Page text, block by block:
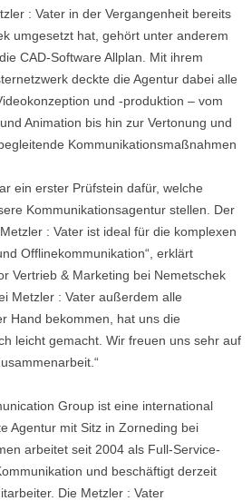
: Vater in der Vergangenheit bereits
umgesetzt hat, gehört unter anderem
CAD-Software Allplan. Mit ihrem
deckte die Agentur dabei alle
und -produktion – vom
Animation bis hin zur Vertonung und
Kommunikationsmaßnahmen
ein erster Prüfstein dafür, welche
Kommunikationsagentur stellen. Der
: Vater ist ideal für die komplexen
Offlinekommunikation“, erklärt
Vertrieb & Marketing bei Nemetschek
Metzler : Vater außerdem alle
Hand bekommen, hat uns die
leicht gemacht. Wir freuen uns sehr auf
Group ist eine international
Agentur mit Sitz in Zorneding bei
arbeitet seit 2004 als Full-Service-
und beschäftigt derzeit
Die Metzler : Vater